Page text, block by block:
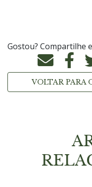
Gostou? Compartilhe
VOLTAR PARA